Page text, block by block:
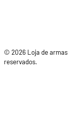
© 2026 Loja de armas
reservados.